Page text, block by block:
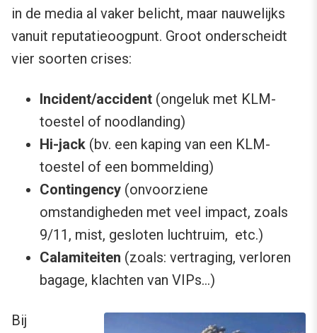
in de media al vaker belicht, maar nauwelijks
vanuit reputatieoogpunt. Groot onderscheidt
vier soorten crises:
Incident/accident (ongeluk met KLM-
toestel of noodlanding)
Hi-jack (bv. een kaping van een KLM-
toestel of een bommelding)
Contingency (onvoorziene
omstandigheden met veel impact, zoals
9/11, mist, gesloten luchtruim, etc.)
Calamiteiten (zoals: vertraging, verloren
bagage, klachten van VIPs…)
Bij